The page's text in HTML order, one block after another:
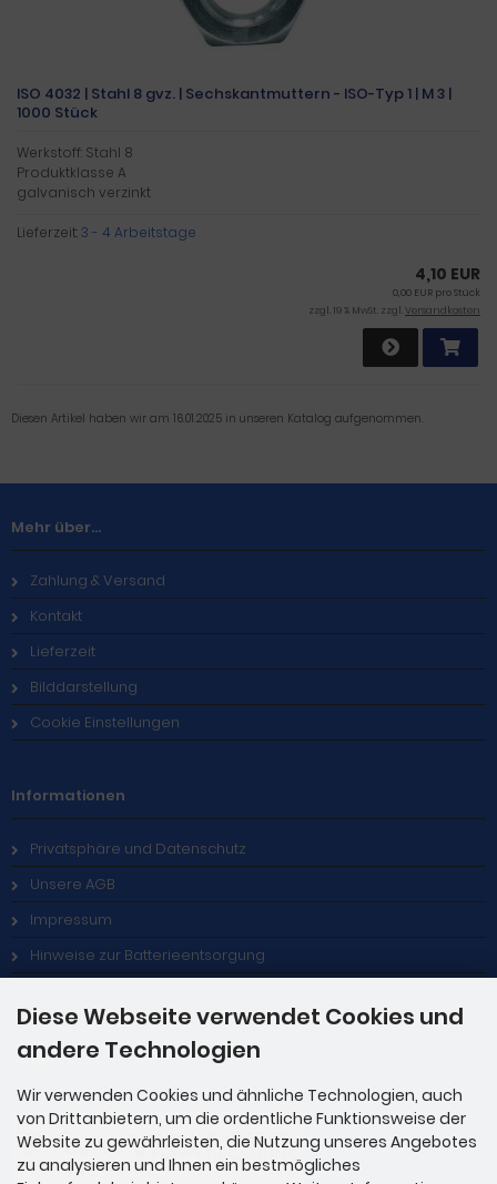
ISO 4032 | Stahl 8 gvz. | Sechskantmuttern - ISO-Typ 1 | M 3 |
1000 Stück
Werkstoff: Stahl 8
Produktklasse A
galvanisch verzinkt
Lieferzeit:3 - 4 Arbeitstage
4,10 EUR
0,00 EUR pro Stück
zzgl. 19 % MwSt. zzgl.Versandkosten
Diesen Artikel haben wir am 16.01.2025 in unseren Katalog aufgenommen.
Mehr über...
Zahlung & Versand
Kontakt
Lieferzeit
Bilddarstellung
Cookie Einstellungen
Informationen
Privatsphäre und Datenschutz
Unsere AGB
Impressum
Hinweise zur Batterieentsorgung
Zahlungsmethoden
Diese Webseite verwendet Cookies und
andere Technologien
Wir verwenden Cookies und ähnliche Technologien, auch
von Drittanbietern, um die ordentliche Funktionsweise der
Website zu gewährleisten, die Nutzung unseres Angebotes
zu analysieren und Ihnen ein bestmögliches